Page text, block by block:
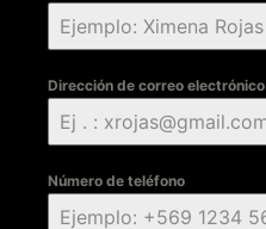
Dirección de correo electrónico
Número de teléfono